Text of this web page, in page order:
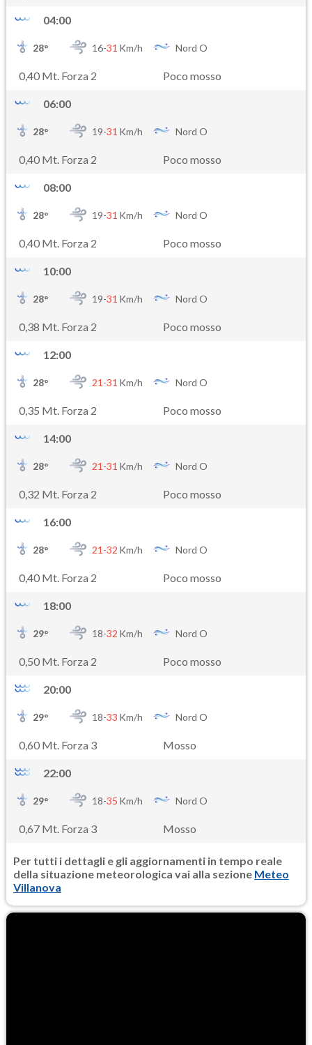
04:00
28° 16-31 Km/h Nord O
0,40 Mt. Forza 2 Poco mosso
06:00
28° 19-31 Km/h Nord O
0,40 Mt. Forza 2 Poco mosso
08:00
28° 19-31 Km/h Nord O
0,40 Mt. Forza 2 Poco mosso
10:00
28° 19-31 Km/h Nord O
0,38 Mt. Forza 2 Poco mosso
12:00
28° 21-31 Km/h Nord O
0,35 Mt. Forza 2 Poco mosso
14:00
28° 21-31 Km/h Nord O
0,32 Mt. Forza 2 Poco mosso
16:00
28° 21-32 Km/h Nord O
0,40 Mt. Forza 2 Poco mosso
18:00
29° 18-32 Km/h Nord O
0,50 Mt. Forza 2 Poco mosso
20:00
29° 18-33 Km/h Nord O
0,60 Mt. Forza 3 Mosso
22:00
29° 18-35 Km/h Nord O
0,67 Mt. Forza 3 Mosso
Per tutti i dettagli e gli aggiornamenti in tempo reale
della situazione meteorologica vai alla sezione Meteo
Villanova